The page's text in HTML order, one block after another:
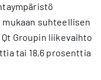
suhteellisen
Groupin liikevaihto
tai 18,6 prosenttia